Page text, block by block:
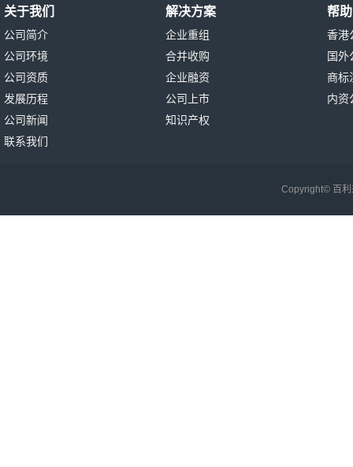
关于我们
公司简介
公司环境
公司资质
发展历程
公司新闻
联系我们
解决方案
企业重组
合并收购
企业融资
公司上市
知识产权
帮
香港
国外
商标
内资
Copyright© 百